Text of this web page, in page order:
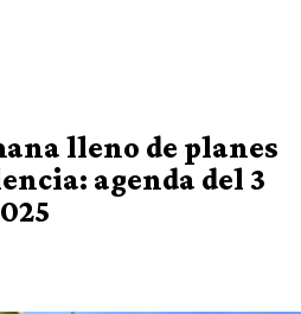
lleno de planes
agenda del 3